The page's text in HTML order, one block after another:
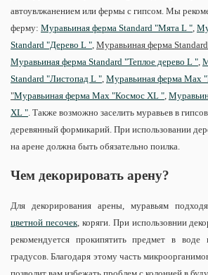
автоувлжанением или фермы с гипсом. Мы
ферму: Муравьиная ферма Standard "Мята L "
Standard "Дерево L " Муравьиная ферма
Муравьиная ферма Standard "Теплое дерево L "
Standard "Листопад L " Муравьиная ферма Max
"Муравьиная ферма Max "Космос XL "
XL " . Также возможно заселить муравьев в
деревянный формикарий. При использовании
на арене должна быть обязательно поилка.
Чем декорировать арену?
Для декорирования арены, муравьям
цветной песочек, коряги. При использовнии
рекомендуется прокипятить предмет в
градусов. Благодаря этому часть